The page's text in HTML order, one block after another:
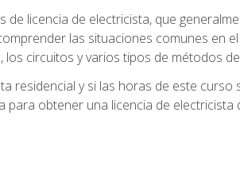
licencia de electricista, que
las situaciones comunes en
circuitos y varios tipos de métodos
residencial y si las horas de este curso
obtener una licencia de electricista